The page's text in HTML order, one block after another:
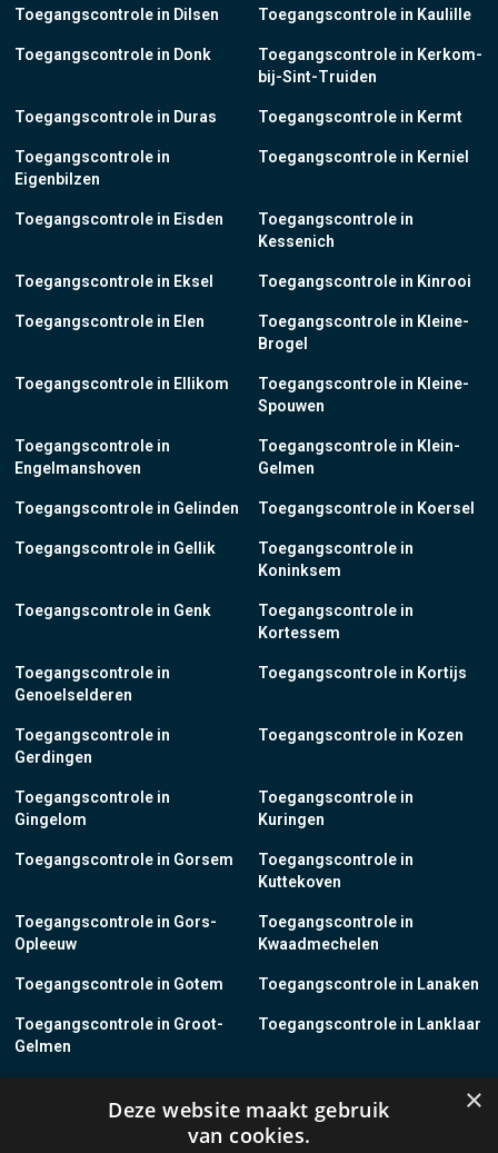
Toegangscontrole in Dilsen
Toegangscontrole in Donk
Toegangscontrole in Duras
Toegangscontrole in
Eigenbilzen
Toegangscontrole in Eisden
Toegangscontrole in Eksel
Toegangscontrole in Elen
Toegangscontrole in Ellikom
Toegangscontrole in
Engelmanshoven
Toegangscontrole in Gelinden
Toegangscontrole in Gellik
Toegangscontrole in Genk
Toegangscontrole in
Genoelselderen
Toegangscontrole in
Gerdingen
Toegangscontrole in
Gingelom
Toegangscontrole in Gorsem
Toegangscontrole in Gors-
Opleeuw
Toegangscontrole in Gotem
Toegangscontrole in Groot-
Gelmen
Toegangscontrole in Grote-
Toegangscontrole in Kaulille
Toegangscontrole in Kerkom-
bij-Sint-Truiden
Toegangscontrole in Kermt
Toegangscontrole in Kerniel
Toegangscontrole in
Kessenich
Toegangscontrole in Kinrooi
Toegangscontrole in Kleine-
Brogel
Toegangscontrole in Kleine-
Spouwen
Toegangscontrole in Klein-
Gelmen
Toegangscontrole in Koersel
Toegangscontrole in
Koninksem
Toegangscontrole in
Kortessem
Toegangscontrole in Kortijs
Toegangscontrole in Kozen
Toegangscontrole in
Kuringen
Toegangscontrole in
Kuttekoven
Toegangscontrole in
Kwaadmechelen
Toegangscontrole in Lanaken
Toegangscontrole in Lanklaar
Toegangscontrole in
×
Deze website maakt gebruik
van cookies.